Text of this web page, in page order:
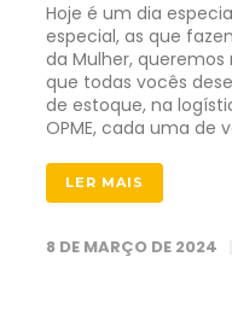
Hoje é um dia
especial, as que
da Mulher,
que todas vocês
de estoque, na
OPME, cada uma de
LER MAIS
8 DE MARÇO DE 2024